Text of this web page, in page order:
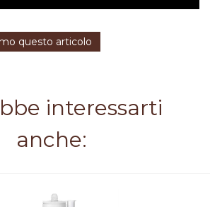
questo articolo
interessarti
anche: